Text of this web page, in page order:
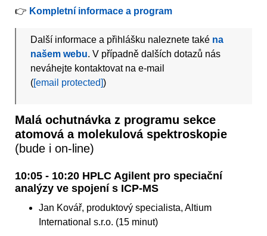
👉 Kompletní informace a program
Další informace a přihlášku naleznete také na
našem webu. V případně dalších dotazů nás
neváhejte kontaktovat na e-mail
([email protected])
Malá ochutnávka z programu sekce
atomová a molekulová spektroskopie
(bude i on-line)
10:05 - 10:20 HPLC Agilent pro speciační
analýzy ve spojení s ICP-MS
Jan Kovář, produktový specialista, Altium
International s.r.o. (15 minut)